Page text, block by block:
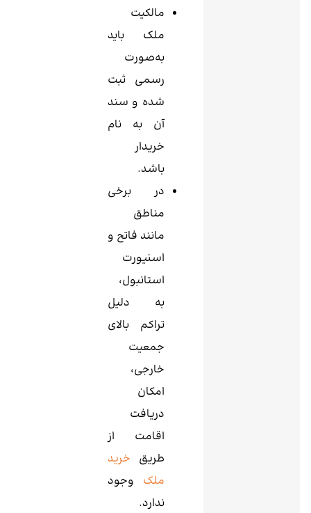
مالکیت
ملک باید
به‌صورت
رسمی ثبت
شده و سند
آن به نام
خریدار
باشد.
در برخی
مناطق
مانند فاتح و
اسنیورت
استانبول،
به دلیل
تراکم بالای
جمعیت
خارجی،
امکان
دریافت
اقامت از
طریق خرید
ملک وجود
ندارد.